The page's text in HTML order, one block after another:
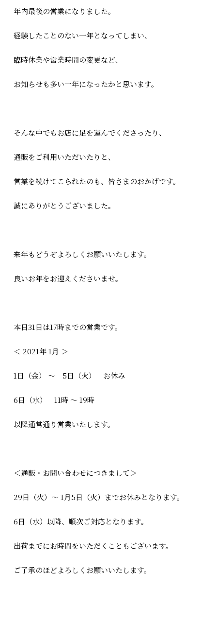
年内最後の営業になりました。
経験したことのない一年となってしまい、
臨時休業や営業時間の変更など、
お知らせも多い一年になったかと思います。
そんな中でもお店に足を運んでくださったり、
通販をご利用いただいたりと、
営業を続けてこられたのも、皆さまのおかげです。
誠にありがとうございました。
来年もどうぞよろしくお願いいたします。
良いお年をお迎えくださいませ。
本日31日は17時までの営業です。
＜ 2021年 1月 ＞
1日（金） ～ 5日（火） お休み
6日（水） 11時 ～ 19時
以降通常通り営業いたします。
＜通販・お問い合わせにつきまして＞
29日（火）～ 1月5日（火）までお休みとなります。
6日（水）以降、順次ご対応となります。
出荷までにお時間をいただくこともございます。
ご了承のほどよろしくお願いいたします。